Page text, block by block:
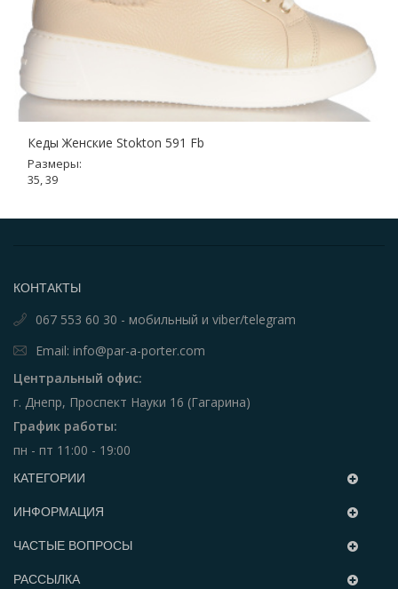
Кеды Женские Stokton 591 Fb
Размеры:
35, 39
КОНТАКТЫ
067 553 60 30 - мобильный и viber/telegram
Email: info@par-a-porter.com
Центральный офис:
г. Днепр, Проспект Науки 16 (Гагарина)
График работы:
пн - пт 11:00 - 19:00
КАТЕГОРИИ
ИНФОРМАЦИЯ
ЧАСТЫЕ ВОПРОСЫ
РАССЫЛКА